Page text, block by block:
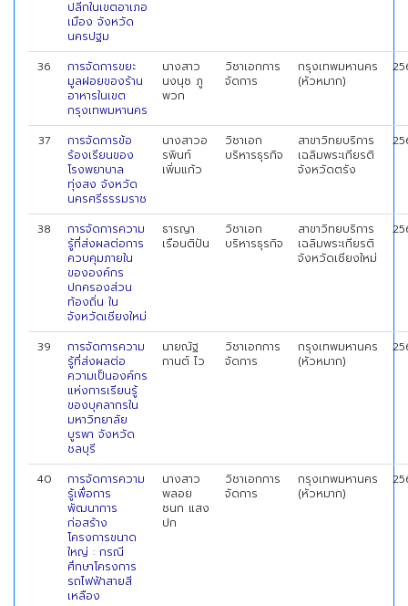
ปลีกในเขตอาเภอ
เมือง จังหวัด
นครปฐม
36
การจัดการขยะ
มูลฝอยของร้าน
อาหารในเขต
กรุงเทพมหานคร
นางสาว
นงนุช ภู
พวก
วิชาเอกการ
จัดการ
กรุงเทพมหานคร
(หัวหมาก)
37
การจัดการข้อ
ร้องเรียนของ
โรงพยาบาล
ทุ่งสง จังหวัด
นครศรีธรรมราช
นางสาวอ
รพินท์
เพิ่มแก้ว
วิชาเอก
บริหารธุรกิจ
สาขาวิทยบริการ
เฉลิมพระเกียรติ
จังหวัดตรัง
38
การจัดการความ
รู้ที่ส่งผลต่อการ
ควบคุมภายใน
ขององค์กร
ปกครองส่วน
ท้องถิ่น ใน
จังหวัดเชียงใหม่
ธารญา
เรือนติปัน
วิชาเอก
บริหารธุรกิจ
สาขาวิทยบริการ
เฉลิมพระเกียรติ
จังหวัดเชียงใหม่
39
การจัดการความ
รู้ที่ส่งผลต่อ
ความเป็นองค์กร
แห่งการเรียนรู้
ของบุคลากรใน
มหาวิทยาลัย
บูรพา จังหวัด
ชลบุรี
นายณัฐ
กานต์ ไว
วิชาเอกการ
จัดการ
กรุงเทพมหานคร
(หัวหมาก)
40
การจัดการความ
รู้เพื่อการ
พัฒนาการ
ก่อสร้าง
โครงการขนาด
ใหญ่ : กรณี
ศึกษาโครงการ
รถไฟฟ้าสายสี
เหลือง
นางสาว
พลอย
ชนก แสง
ปก
วิชาเอกการ
จัดการ
กรุงเทพมหานคร
(หัวหมาก)